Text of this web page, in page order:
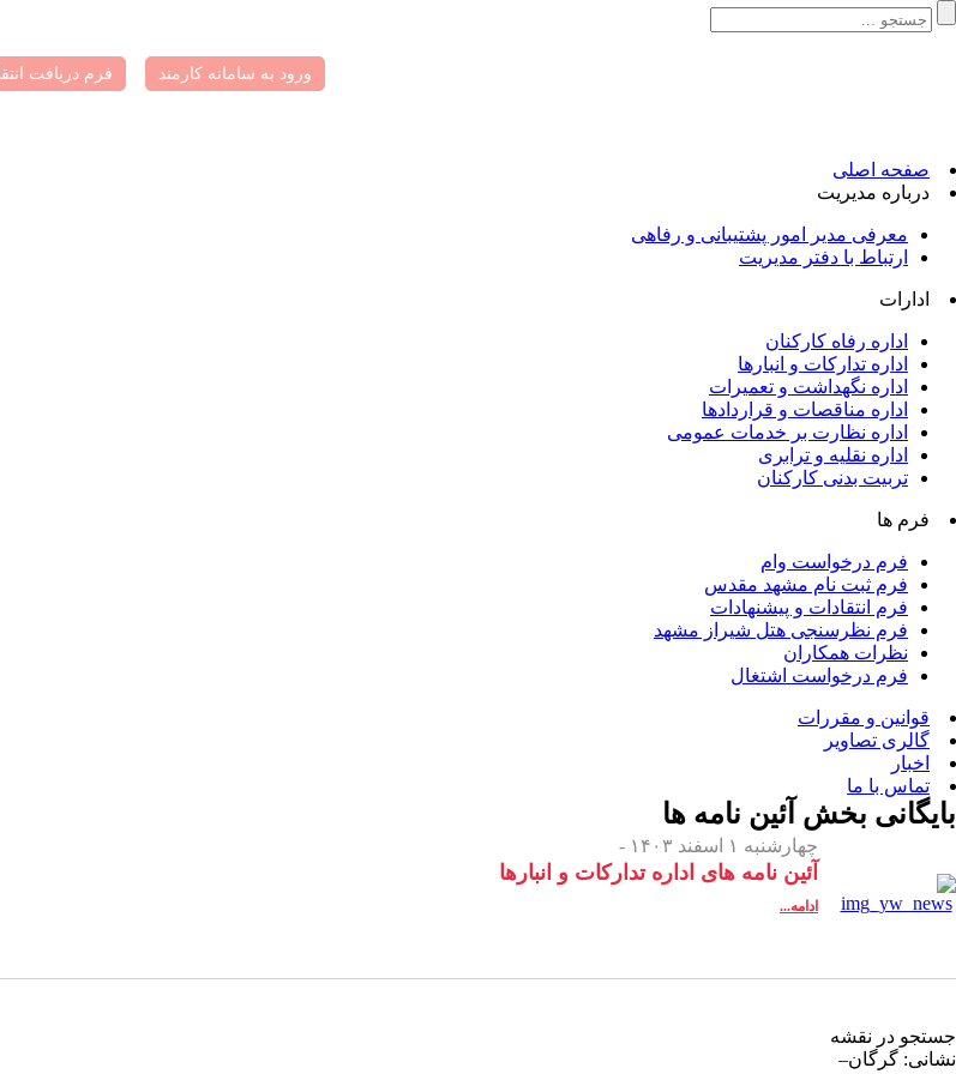
ورود به سامانه کارمند فرم دریافت
صفحه اصلی
درباره مدیریت
معرفی مدیر امور پشتیبانی و رفاهی
ارتباط با دفتر مدیریت
ادارات
اداره رفاه کارکنان
اداره تدارکات و انبارها
اداره نگهداشت و تعمیرات
اداره مناقصات و قراردادها
اداره نظارت بر خدمات عمومی
اداره نقلیه و ترابری
تربیت بدنی کارکنان
فرم ها
فرم درخواست وام
فرم ثبت نام مشهد مقدس
فرم انتقادات و پیشنهادات
فرم نظرسنجی هتل شیراز مشهد
نظرات همکاران
فرم درخواست اشتغال
قوانین و مقررات
گالری تصاویر
اخبار
تماس با ما
بایگانی بخش آئین نامه ها
چهارشنبه ۱ اسفند ۱۴۰۳ -
آئین نامه های اداره تدارکات و انبارها
ادامه...
جستجو در نقشه
نشانی: گرگان–